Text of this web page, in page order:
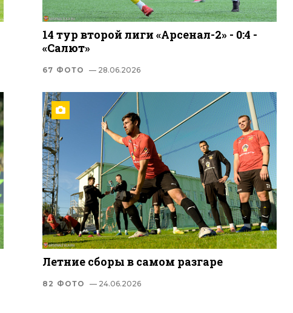
14 тур второй лиги «Арсенал-2» - 0:4 -
«Салют»
67 ФОТО — 28.06.2026
Летние сборы в самом разгаре
82 ФОТО — 24.06.2026